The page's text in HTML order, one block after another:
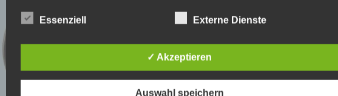
dies zu gewährleisten, möchten wir vorab die verwendeten
Begrifflichkeiten erläutern.
Wir verwenden in dieser Datenschutzerklärung unter anderem die
Essenziell Externe Dienste
✓ Akzeptieren
Auswahl speichern